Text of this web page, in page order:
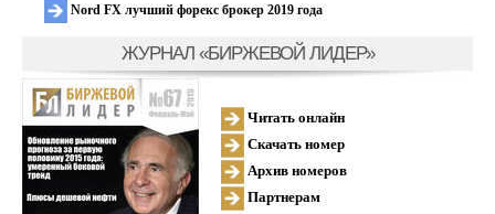
Nord FX лучший форекс брокер 2019 года
ЖУРНАЛ «БИРЖЕВОЙ ЛИДЕР»
Читать онлайн
Скачать номер
Архив номеров
Партнерам